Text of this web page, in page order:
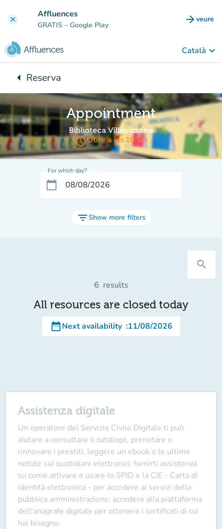
clear Affluences
GRATIS – Google Play arrow_forward veure
(new
Català keyboard_arrow_down
arrow_leftBack to:
Reserva
Appointment
Biblioteca Villapizzone
access_timeObre a les 10:00
For which day?
calendar_today
filter_listShow more filters
search
6 results
All resources are closed today
date_rangeNext availability :11/08/2026
Assistenza digitale
Un operatore del Servizio Civile Digitale ti può
aiutare a consultare il catalogo, prenotare e
rinnovare i prestiti, leggere un ebook o le ultime
notizie sui quotidiani elettronici; fornirti assistenza
su come attivare e usare lo SPID e la CIE - Carta di
identità elettronica - per accedere ai servizi della
pubblica amministrazione; accedere alla piattaforma
dell'anagrafe digitale per ottenere i certificati di cui
hai bisogno.